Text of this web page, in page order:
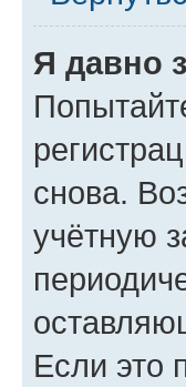
Я давно
снова.
учётную
Если это